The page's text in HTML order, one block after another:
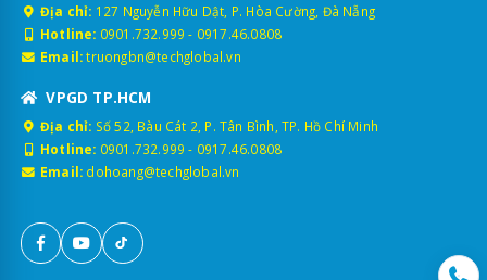
Địa chỉ: 127 Nguyễn Hữu Dật, P. Hòa Cường, Đà Nẵng
Hotline: 0901.732.999 - 0917.46.0808
Email: truongbn@techglobal.vn
VPGD TP.HCM
Địa chỉ: Số 52, Bàu Cát 2, P. Tân Bình, TP. Hồ Chí Minh
Hotline: 0901.732.999 - 0917.46.0808
Email: dohoang@techglobal.vn